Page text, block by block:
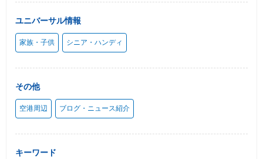
ユニバーサル情報
家族・子供 シニア・ハンディ
その他
空港周辺 ブログ・ニュース紹介
キーワード